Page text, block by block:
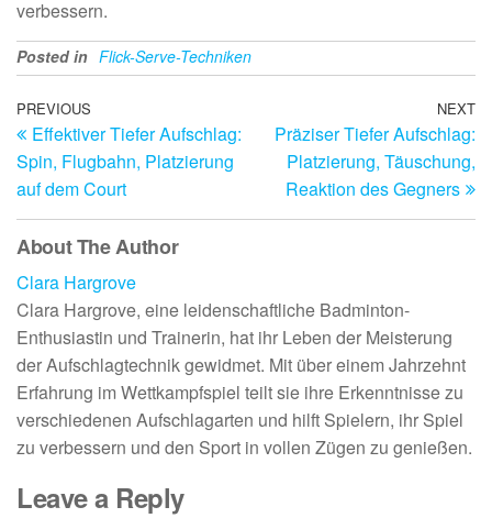
verbessern.
Posted in Flick-Serve-Techniken
Post
navigation
Previous
Post
PREVIOUS
Effektiver Tiefer Aufschlag:
Spin, Flugbahn, Platzierung
auf dem Court
NEXT
Präziser Tiefer Aufschlag:
Platzierung, Täuschung,
Reaktion des Gegners
About The Author
Clara Hargrove
Clara Hargrove, eine leidenschaftliche Badminton-
Enthusiastin und Trainerin, hat ihr Leben der Meisterung
der Aufschlagtechnik gewidmet. Mit über einem Jahrzehnt
Erfahrung im Wettkampfspiel teilt sie ihre Erkenntnisse zu
verschiedenen Aufschlagarten und hilft Spielern, ihr Spiel
zu verbessern und den Sport in vollen Zügen zu genießen.
Leave a Reply